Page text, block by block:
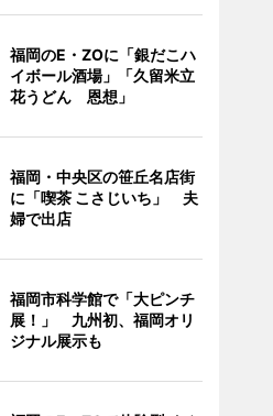
福岡のE・ZOに「銀だこハ
イボール酒場」「久留米立
花うどん 恩想」
福岡・中央区の笹丘名店街
に「喫茶 こさじいち」 夫
婦で出店
福岡市科学館で「大ピンチ
展！」 九州初、福岡オリ
ジナル展示も